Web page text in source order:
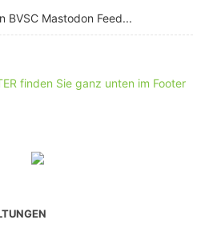
BVSC Mastodon Feed...
finden Sie ganz unten im Footer